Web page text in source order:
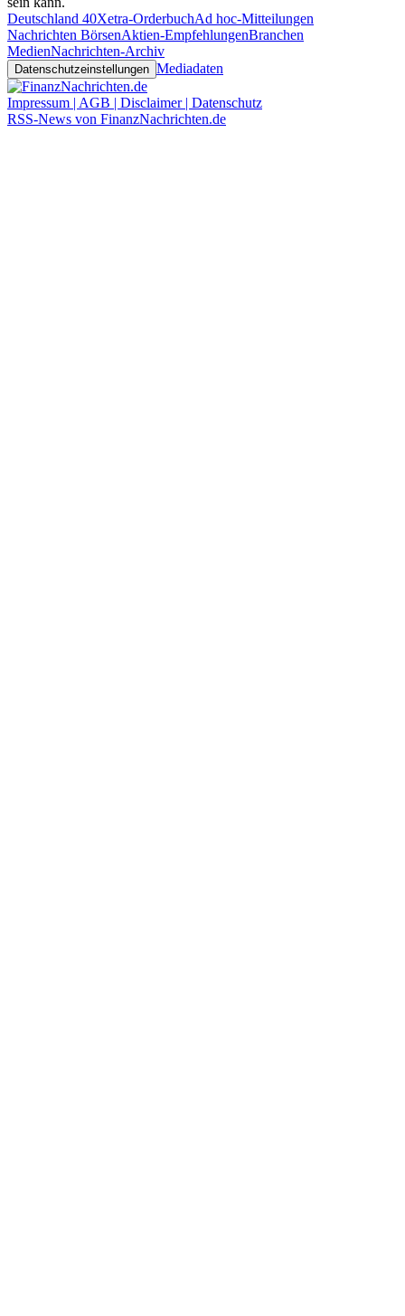
Deutschland 40Xetra-OrderbuchAd hoc-Mitteilungen
Nachrichten BörsenAktien-EmpfehlungenBranchen
MedienNachrichten-Archiv
Datenschutzeinstellungen Mediadaten
Impressum | AGB | Disclaimer | Datenschutz
RSS-News von FinanzNachrichten.de